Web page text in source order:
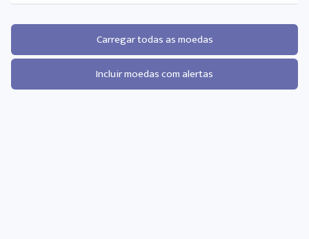
Carregar todas as moedas
Incluir moedas com alertas